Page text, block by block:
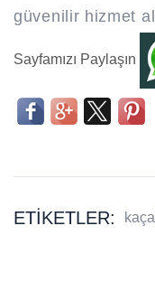
güvenilir hizmet
Sayfamızı Paylaşın
ETIKETLER: